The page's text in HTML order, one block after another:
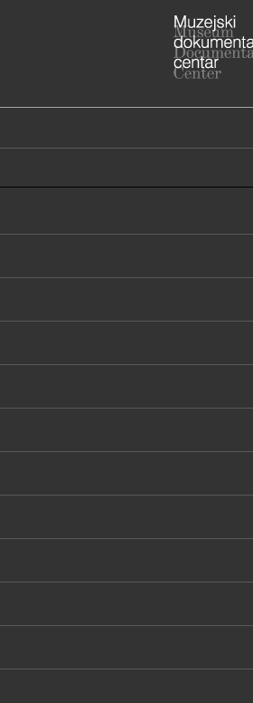
zbirka
utorak -
U